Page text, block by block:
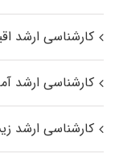
کارشناسی ارشد
کارشناسی ارشد
کارشناسی ارشد